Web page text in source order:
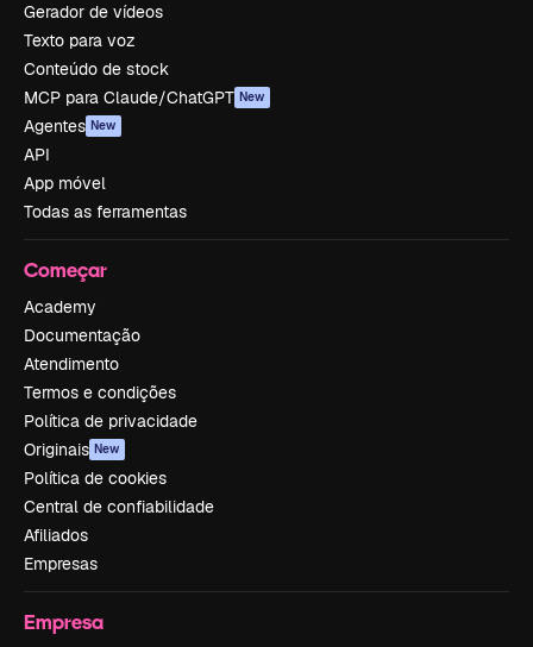
Gerador de vídeos
Texto para voz
Conteúdo de stock
MCP para Claude/ChatGPT New
Agentes New
API
App móvel
Todas as ferramentas
Começar
Academy
Documentação
Atendimento
Termos e condições
Política de privacidade
Originais New
Política de cookies
Central de confiabilidade
Afiliados
Empresas
Empresa